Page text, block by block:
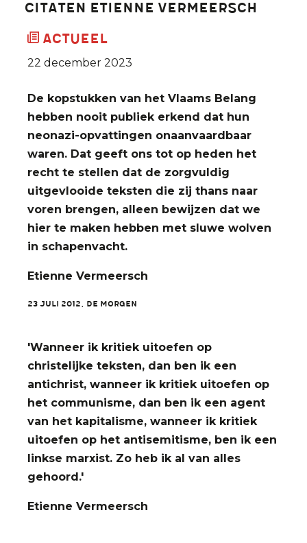
van
wijlen
Vermeersch,
negen
jaar
van
Citaten Etienne Vermeersch
Actueel
22 december 2023
De kopstukken van het Vlaams Belang
hebben nooit publiek erkend dat hun
neonazi-opvattingen onaanvaardbaar
waren. Dat geeft ons tot op heden het
recht te stellen dat de zorgvuldig
uitgevlooide teksten die zij thans naar
voren brengen, alleen bewijzen dat we
hier te maken hebben met sluwe wolven
in schapenvacht.
Etienne Vermeersch
23 juli 2012, De Morgen
'Wanneer ik kritiek uitoefen op
christelijke teksten, dan ben ik een
antichrist, wanneer ik kritiek uitoefen op
het communisme, dan ben ik een agent
van het kapitalisme, wanneer ik kritiek
uitoefen op het antisemitisme, ben ik een
linkse marxist. Zo heb ik al van alles
gehoord.'
Etienne Vermeersch